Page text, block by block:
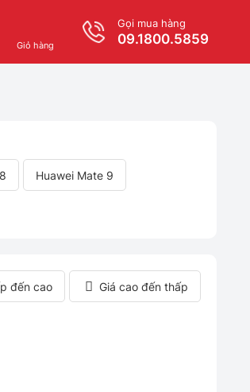
Giỏ hàng
Gọi mua hàng
09.1800.5859
Huawei Mate 9
đến cao Giá cao đến thấp